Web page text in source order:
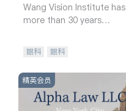
Wang Vision Institute has
more than 30 years
眼科 眼科
精英会员